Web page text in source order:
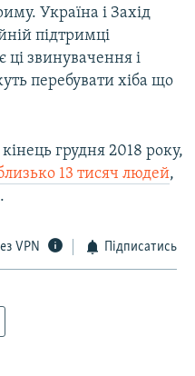
Україна і Захід
підтримці
ці звинувачення і
перебувати хіба що
грудня 2018 року,
13 тисяч людей,
VPN Підписатись